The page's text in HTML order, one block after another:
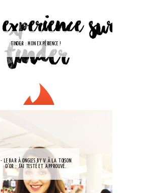
TINDER : MON EXPÉRIENCE !
- LE BAR À ONGLES BY V À LA TOISON
D'OR : J'AI TESTÉ ET APPROUVÉ.